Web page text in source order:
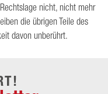
nicht, nicht mehr
die übrigen Teile des
davon unberührt.